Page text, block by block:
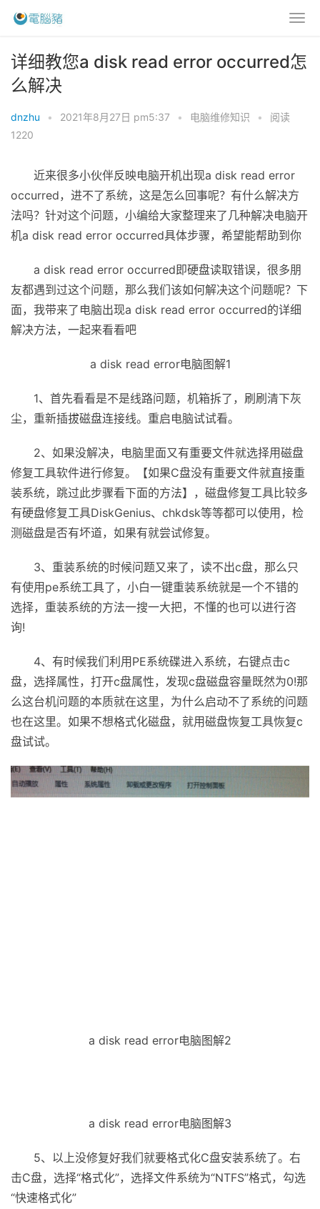
详细教您a disk read error occurred怎
么解决
dnzhu • 2021年8月27日 pm5:37 • 电脑维修知识 •
阅读
1220
近来很多小伙伴反映电脑开机出现a disk read error
occurred，进不了系统，这是怎么回事呢？有什么解决方
法吗？针对这个问题，小编给大家整理来了几种解决电脑开
机a disk read error occurred具体步骤，希望能帮助到你
a disk read error occurred即硬盘读取错误，很多朋
友都遇到过这个问题，那么我们该如何解决这个问题呢？下
面，我带来了电脑出现a disk read error occurred的详细
解决方法，一起来看看吧
a disk read error电脑图解1
1、首先看看是不是线路问题，机箱拆了，刷刷清下灰
尘，重新插拔磁盘连接线。 重启电脑试试看。
2、如果没解决，电脑里面又有重要文件就选择用磁盘
修复工具软件进行修复。【如果C盘没有重要文件就直接重
装系统，跳过此步骤看下面的方法】，磁盘修复工具比较多
有硬盘修复工具DiskGenius、chkdsk等等都可以使用，检
测磁盘是否有坏道，如果有就尝试修复。
3、重装系统的时候问题又来了，读不出c盘，那么只
有使用pe系统工具了，小白一键重装系统就是一个不错的
选择，重装系统的方法一搜一大把，不懂的也可以进行咨
询!
4、有时候我们利用PE系统碟进入系统，右键点击c
盘，选择属性，打开c盘属性，发现c盘磁盘容量既然为0!那
么这台机问题的本质就在这里，为什么启动不了系统的问题
也在这里。如果不想格式化磁盘，就用磁盘恢复工具恢复c
盘试试。
a disk read error电脑图解2